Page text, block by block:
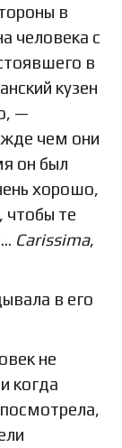
в
человека с
в
кузен
—
чем они
он был
хорошо,
чтобы те
Carissima,
в его
не
когда